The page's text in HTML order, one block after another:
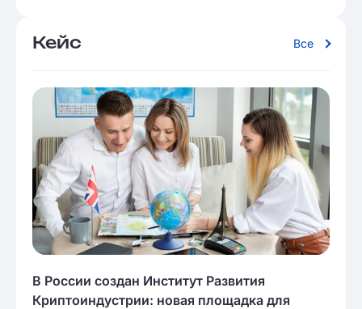
Кейс Все
В России создан Институт Развития
Криптоиндустрии: новая площадка для